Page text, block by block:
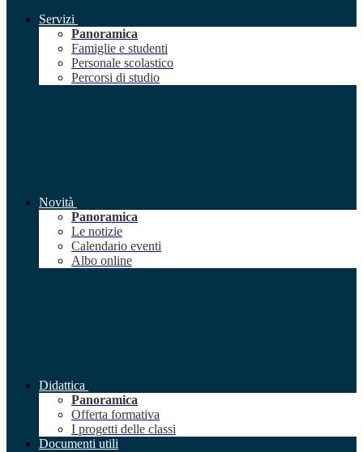
Servizi
Panoramica
Famiglie e studenti
Personale scolastico
Percorsi di studio
Novità
Panoramica
Le notizie
Calendario eventi
Albo online
Didattica
Panoramica
Offerta formativa
I progetti delle classi
Documenti utili